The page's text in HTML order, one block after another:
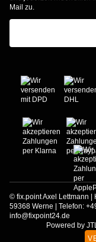
Mail zu.
© fix.point Axel Lettmann |
59368 Werne | Telefon:
info@fixpoint24.de
Powered by